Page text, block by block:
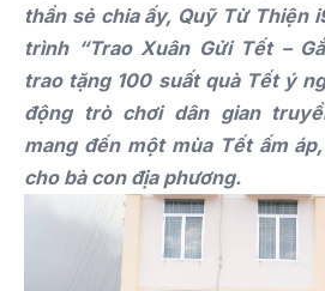
thần sẻ chia ấy, Quỹ Từ Thiện
trình “Trao Xuân Gửi Tết –
trao tặng 100 suất quà Tết ý
động trò chơi dân gian
mang đến một mùa Tết ấm
cho bà con địa phương.